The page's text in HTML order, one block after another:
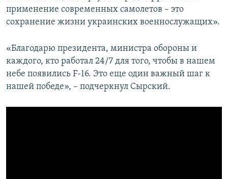
применение современных самолетов – это
сохранение жизни украинских военнослужащих».
«Благодарю президента, министра обороны и
каждого, кто работал 24/7 для того, чтобы в нашем
небе появились F-16. Это еще один важный шаг к
нашей победе», – подчеркнул Сырский.